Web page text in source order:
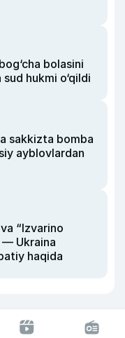
bolasini
hukmi o‘qildi
sakkizta bomba
ayblovlardan
“Izvarino
— Ukraina
haqida